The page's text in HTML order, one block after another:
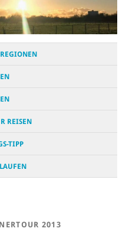
REISEN
TIPP
2013